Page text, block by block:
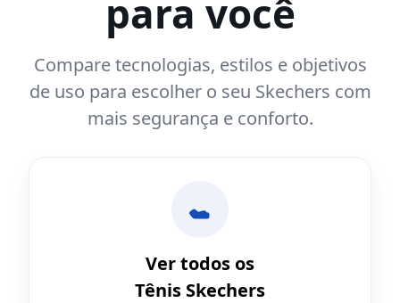
para você
Compare tecnologias, estilos e objetivos
de uso para escolher o seu Skechers com
mais segurança e conforto.
Ver todos os
Tênis Skechers